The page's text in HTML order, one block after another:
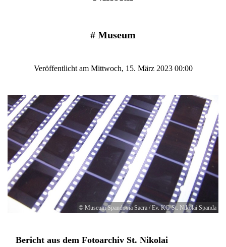
# Museum
Veröffentlicht am Mittwoch, 15. März 2023 00:00
© Museum Spandovia Sacra / Ev. KG St. Nikolai Spanda
Bericht aus dem Fotoarchiv St. Nikolai